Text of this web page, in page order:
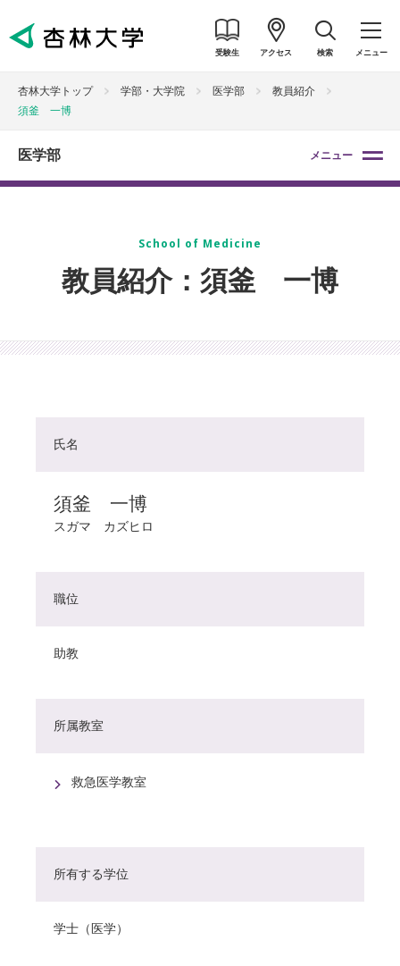
受験生 アクセス 検索 メニュー
杏林大学トップ 学部・大学院 医学部
教員紹介
須釜 一博
医学部 メニュー
School of Medicine
教員紹介：須釜 一博
氏名
須釜 一博
スガマ カズヒロ
職位
助教
所属教室
救急医学教室
所有する学位
学士（医学）